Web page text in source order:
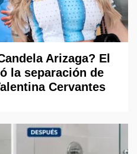
Arizaga? El
la separación de
Cervantes